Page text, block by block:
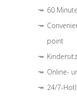
60
point
Online-
24/7-